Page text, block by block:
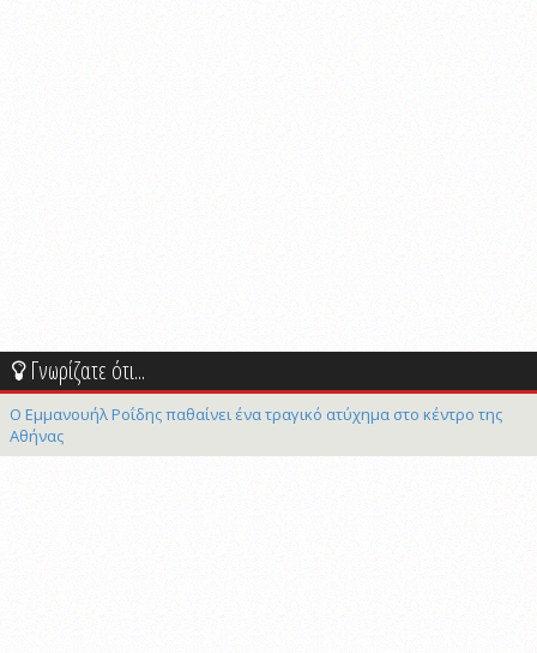
Γνωρίζατε ότι...
Ο Εμμανουήλ Ροΐδης παθαίνει ένα τραγικό ατύχημα στο κέντρο της
Αθήνας